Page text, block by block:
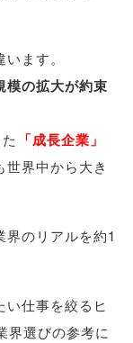
います。
模の拡大が約束
「成長企業 」
世界中から大き
界のリアルを約1
い仕事を絞るヒ
界選びの参考に